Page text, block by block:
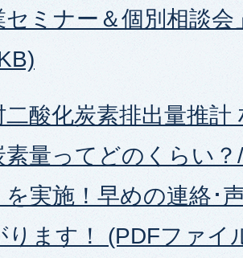
セミナー＆個別相談
二酸化炭素排出量推計
素量ってどのくらい
を実施！早めの連絡･
ります！ (PDFファイ